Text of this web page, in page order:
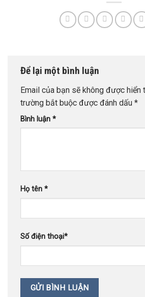
Để lại một bình luận
Email của bạn sẽ không được hiển
trường bắt buộc được đánh dấu *
Bình luận *
Họ tên *
Số điện thoại*